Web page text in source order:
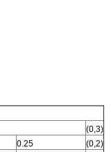
(0,3)
0.25
(0,2)